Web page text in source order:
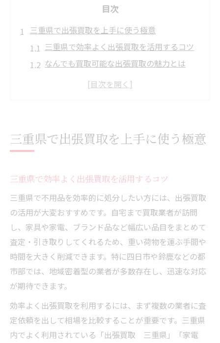
目次
三重県で出張買取を上手に使う極意
三重県で効率よく出張買取を活用するコツ
なんでも買取可能な出張買取の魅力とは
三重県内出張買取の流れとポイント解説
方法
出張買取と店頭買取の違いを徹底比較
三重県で選ぶ出張買取と店頭買取のポイン
ト
家電や家具は出張買取と店頭どちらが便利
か
出張買取の利便性と店頭買取の安心感を比
較
四日市の出張買取を選ぶメリットと注意点
不用品処分に出張買取が注目される理由
出張買取が不用品処分に選ばれる理由とは
三重県の不用品買取で出張買取が便利な訳
三重県で出張買取を上手に使う極意
三重県で効率よく出張買取を活用するコツ
三重県で不用品を効率的に処分したい方には、出張買取
の活用が大変おすすめです。自宅まで買取業者が訪問
し、家具や家電、ブランド品など幅広い品目をまとめて
査定・引き取りしてくれるため、重い荷物を運ぶ手間や
時間を大きく削減できます。特に四日市や鈴鹿などの都
市部では、地域密着型の業者が多数存在し、迅速な対応
が期待できます。
効率よく出張買取を利用するには、まず複数の業者に査
定依頼を出して相場を比較することが重要です。三重県
内でよく利用されている「出張買取 三重県」「家電